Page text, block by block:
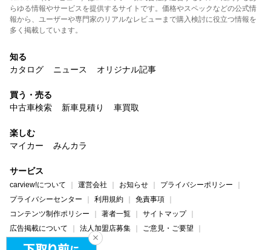
らゆる情報やサービスを提供するサイトです。価格やスペックなどの公式情
報から、ユーザーや専門家のリアルなレビューまで購入検討に役立つ情報を
多く掲載しています。
知る
カタログ
ニュース オリジナル記事
買う・売る
中古車検索
新車見積り 車買取
楽しむ
マイカー
みんカラ
サービス
carview!について 運営会社 お知らせ
プライバシーポリシー
プライバシーセンター
利用規約
免責事項
コンテンツ制作ポリシー
著者一覧
サイトマップ
広告掲載について
法人加盟店募集
ご意見・ご要望
ヘルプ・お問い合わせ